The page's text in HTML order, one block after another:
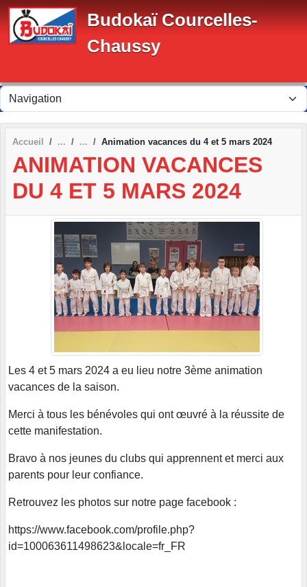
Budokaï Courcelles-
Chaussy
Accueil Animation vacances du 4 et 5 mars 2024
ANIMATION VACANCES
DU 4 ET 5 MARS 2024
Les 4 et 5 mars 2024 a eu lieu notre 3ème animation
vacances de la saison.
Merci à tous les bénévoles qui ont œuvré à la réussite de
cette manifestation.
Bravo à nos jeunes du clubs qui apprennent et merci aux
parents pour leur confiance.
Retrouvez les photos sur notre page facebook :
https://www.facebook.com/profile.php?
id=100063611498623&locale=fr_FR
Panneau de gestion des cookies